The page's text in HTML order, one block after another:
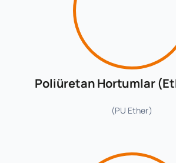
Poliüretan Hortumlar
(PU Ether)